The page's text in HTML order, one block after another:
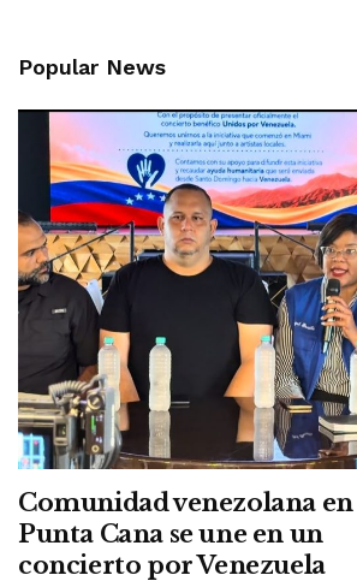
Popular News
Comunidad venezolana en
Punta Cana se une en un
concierto por Venezuela